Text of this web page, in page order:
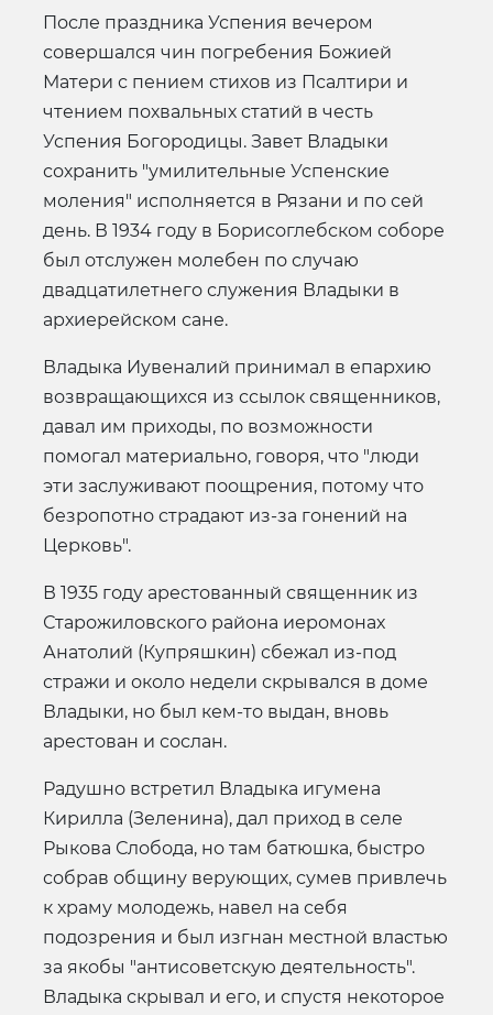
После праздника Успения вечером
совершался чин погребения Божией
Матери с пением стихов из Псалтири и
чтением похвальных статий в честь
Успения Богородицы. Завет Владыки
сохранить "умилительные Успенские
моления" исполняется в Рязани и по сей
день. В 1934 году в Борисоглебском соборе
был отслужен молебен по случаю
двадцатилетнего служения Владыки в
архиерейском сане.
Владыка Иувеналий принимал в епархию
возвращающихся из ссылок священников,
давал им приходы, по возможности
помогал материально, говоря, что "люди
эти заслуживают поощрения, потому что
безропотно страдают из-за гонений на
Церковь".
В 1935 году арестованный священник из
Старожиловского района иеромонах
Анатолий (Купряшкин) сбежал из-под
стражи и около недели скрывался в доме
Владыки, но был кем-то выдан, вновь
арестован и сослан.
Радушно встретил Владыка игумена
Кирилла (Зеленина), дал приход в селе
Рыкова Слобода, но там батюшка, быстро
собрав общину верующих, сумев привлечь
к храму молодежь, навел на себя
подозрения и был изгнан местной властью
за якобы "антисоветскую деятельность".
Владыка скрывал и его, и спустя некоторое